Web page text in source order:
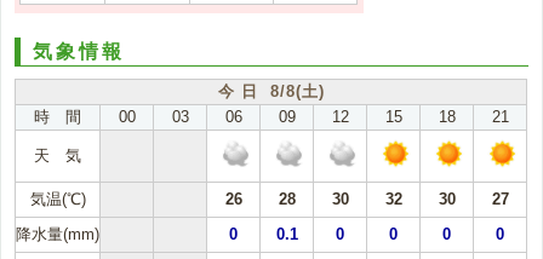
気象情報
今 日 8/8(土)
時 間
00 03 06 09 12 15 18 21
天 気
気温(℃) 26 28 30 32 30
27
降水量(mm)
0 0.1 0 0 0 0